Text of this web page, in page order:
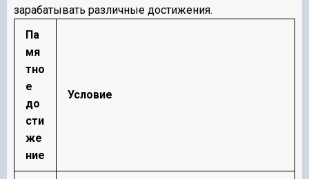
зарабатывать различные достижения.
Па
мя
тно
е
до
сти
же
ние
Условие